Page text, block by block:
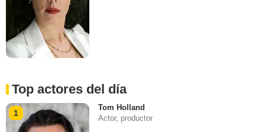
Top actores del día
1
Tom Holland
Actor, productor